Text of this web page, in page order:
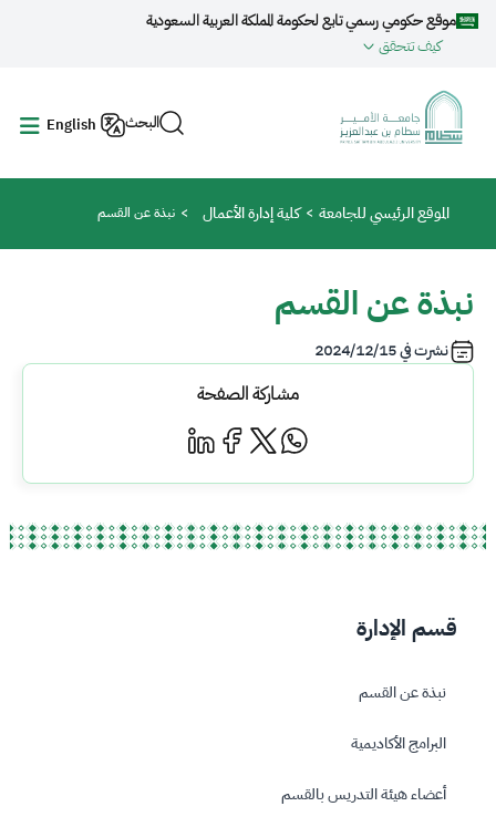
تجاوز إلى المحتوى الرئيسي
موقع حكومي رسمي تابع لحكومة المملكة العربية السعودية
كيف تتحقق
البحث English
مسار التنقل
الموقع الرئيسي للجامعة كلية إدارة الأعمال نبذة عن القسم
نبذة عن القسم
نشرت في2024/12/15
مشاركة الصفحة
قسم الإدارة
نبذة عن القسم
البرامج الأكاديمية
أعضاء هيئة التدريس بالقسم